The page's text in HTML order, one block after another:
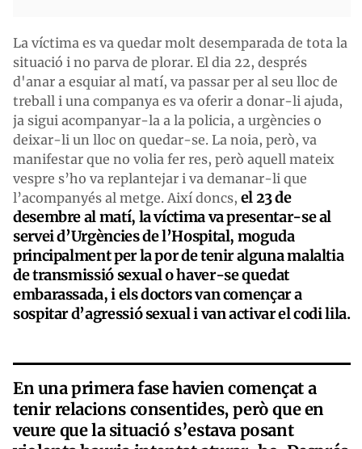
La víctima es va quedar molt desemparada de tota la
situació i no parva de plorar. El dia 22, després
d'anar a esquiar al matí, va passar per al seu lloc de
treball i una companya es va oferir a donar-li ajuda,
ja sigui acompanyar-la a la policia, a urgències o
deixar-li un lloc on quedar-se. La noia, però, va
manifestar que no volia fer res, però aquell mateix
vespre s’ho va replantejar i va demanar-li que
l’acompanyés al metge. Així doncs, el 23 de
desembre al matí, la víctima va presentar-se al
servei d’Urgències de l’Hospital, moguda
principalment per la por de tenir alguna malaltia
de transmissió sexual o haver-se quedat
embarassada, i els doctors van començar a
sospitar d’agressió sexual i van activar el codi lila.
En una primera fase havien començat a
tenir relacions consentides, però que en
veure que la situació s’estava posant